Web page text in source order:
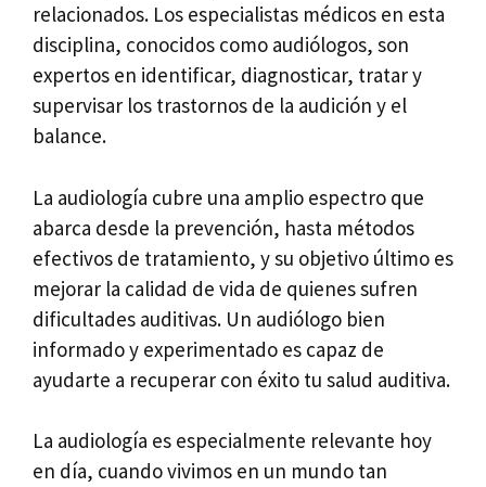
relacionados. Los especialistas médicos en esta
disciplina, conocidos como audiólogos, son
expertos en identificar, diagnosticar, tratar y
supervisar los trastornos de la audición y el
balance.
La audiología cubre una amplio espectro que
abarca desde la prevención, hasta métodos
efectivos de tratamiento, y su objetivo último es
mejorar la calidad de vida de quienes sufren
dificultades auditivas. Un audiólogo bien
informado y experimentado es capaz de
ayudarte a recuperar con éxito tu salud auditiva.
La audiología es especialmente relevante hoy
en día, cuando vivimos en un mundo tan